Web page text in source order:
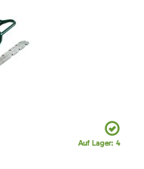
Auf Lager: 4